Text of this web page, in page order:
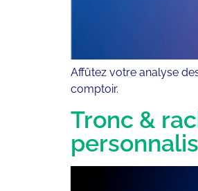
Affûtez votre analyse
comptoir.
Tronc &